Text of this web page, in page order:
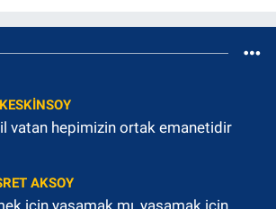
vatan hepimizin ortak emanetidir
AKSOY
için yaşamak mı, yaşamak için